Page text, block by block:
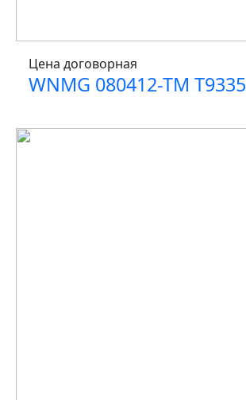
Цена договорная
WNMG 080412-TM T9335